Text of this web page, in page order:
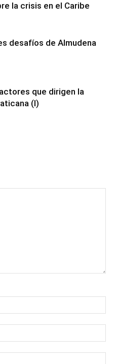
la crisis en el Caribe
desafíos de Almudena
que dirigen la
(I)